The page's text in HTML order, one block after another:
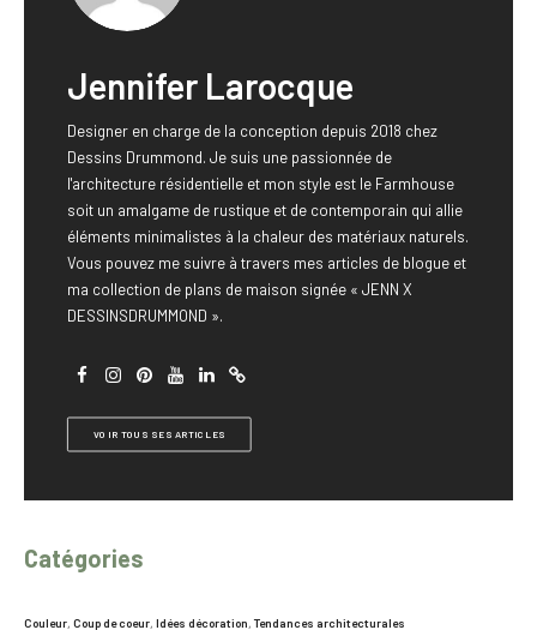
Jennifer Larocque
Designer en charge de la conception depuis 2018 chez
Dessins Drummond. Je suis une passionnée de
l'architecture résidentielle et mon style est le Farmhouse
soit un amalgame de rustique et de contemporain qui allie
éléments minimalistes à la chaleur des matériaux naturels.
Vous pouvez me suivre à travers mes articles de blogue et
ma collection de plans de maison signée « JENN X
DESSINSDRUMMOND ».
VOIR TOUS SES ARTICLES
Catégories
Couleur, Coup de coeur, Idées décoration, Tendances architecturales